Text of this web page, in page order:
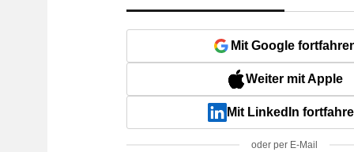
Mit Google
Weiter mit Apple
Mit LinkedIn
oder per E-Mail